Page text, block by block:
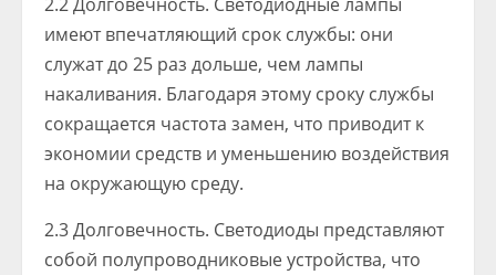
имеют впечатляющий срок службы: они
служат до 25 раз дольше, чем лампы
накаливания. Благодаря этому сроку службы
сокращается частота замен, что приводит к
экономии средств и уменьшению воздействия
на окружающую среду.
2.3 Долговечность. Светодиоды представляют
собой полупроводниковые устройства, что